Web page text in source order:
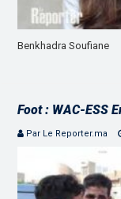
Benkhadra Soufiane
Foot : WAC-ESS
Par Le Reporter.ma